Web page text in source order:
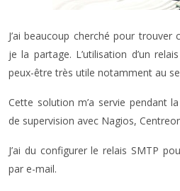
J’ai beaucoup cherché pour trouver
je la partage. L’utilisation d’un
peux-être très utile notamment au
Cette solution m’a servie pendant
de supervision avec Nagios,
J’ai du configurer le relais SMTP
par e-mail.